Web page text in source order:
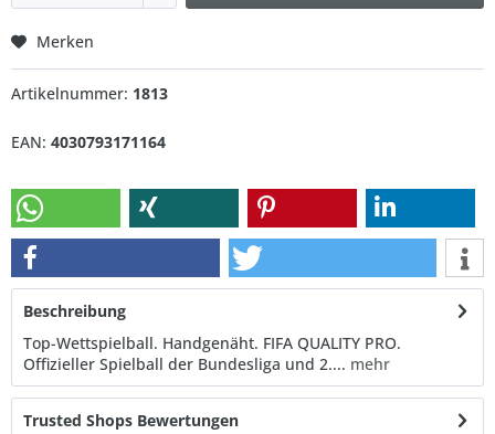
Merken
Artikelnummer: 1813
EAN: 4030793171164
Beschreibung
Top-Wettspielball. Handgenäht. FIFA QUALITY PRO.
Offizieller Spielball der Bundesliga und 2.... mehr
Trusted Shops Bewertungen